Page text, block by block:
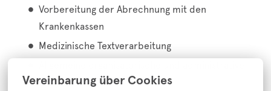
Vereinbarung über Cookies
Vorbereitung der Abrechnung mit den
Krankenkassen
Medizinische Textverarbeitung
Tätigkeiten